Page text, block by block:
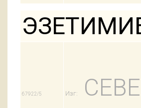
67922/5 Изг: